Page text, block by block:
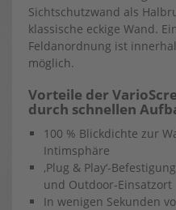
Sichtschutzwand als
klassische eckige Wand.
Feldanordnung ist
möglich.
Vorteile der
durch schnellen
100 % Blickdichte zur
Intimsphäre
‚Plug & Play‘-
und Outdoor-Einsatzort
In wenigen Sekunden